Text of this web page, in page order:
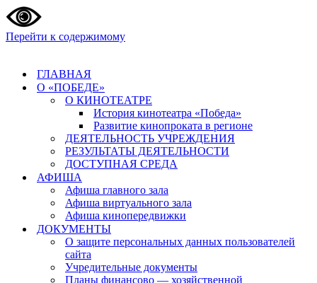
Перейти к содержимому
ГЛАВНАЯ
О «ПОБЕДЕ»
О КИНОТЕАТРЕ
История кинотеатра «Победа»
Развитие кинопроката в регионе
ДЕЯТЕЛЬНОСТЬ УЧРЕЖДЕНИЯ
РЕЗУЛЬТАТЫ ДЕЯТЕЛЬНОСТИ
ДОСТУПНАЯ СРЕДА
АФИША
Афиша главного зала
Афиша виртуального зала
Афиша кинопередвижки
ДОКУМЕНТЫ
О защите персональных данных пользователей
сайта
Учредительные документы
Планы финансово — хозяйственной